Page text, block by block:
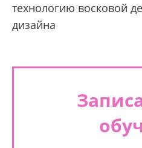
технологию восковой
дизайна